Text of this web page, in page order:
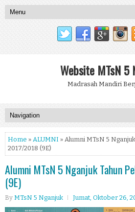
Website MTsN 5
Madrasah Mandiri
Home » ALUMNI » Alumni MTsN 5
2017/2018 (9E)
Alumni MTsN 5 Nganjuk Tahun
(9E)
By MTsN 5 Nganjuk Jumat, Oktober 26,